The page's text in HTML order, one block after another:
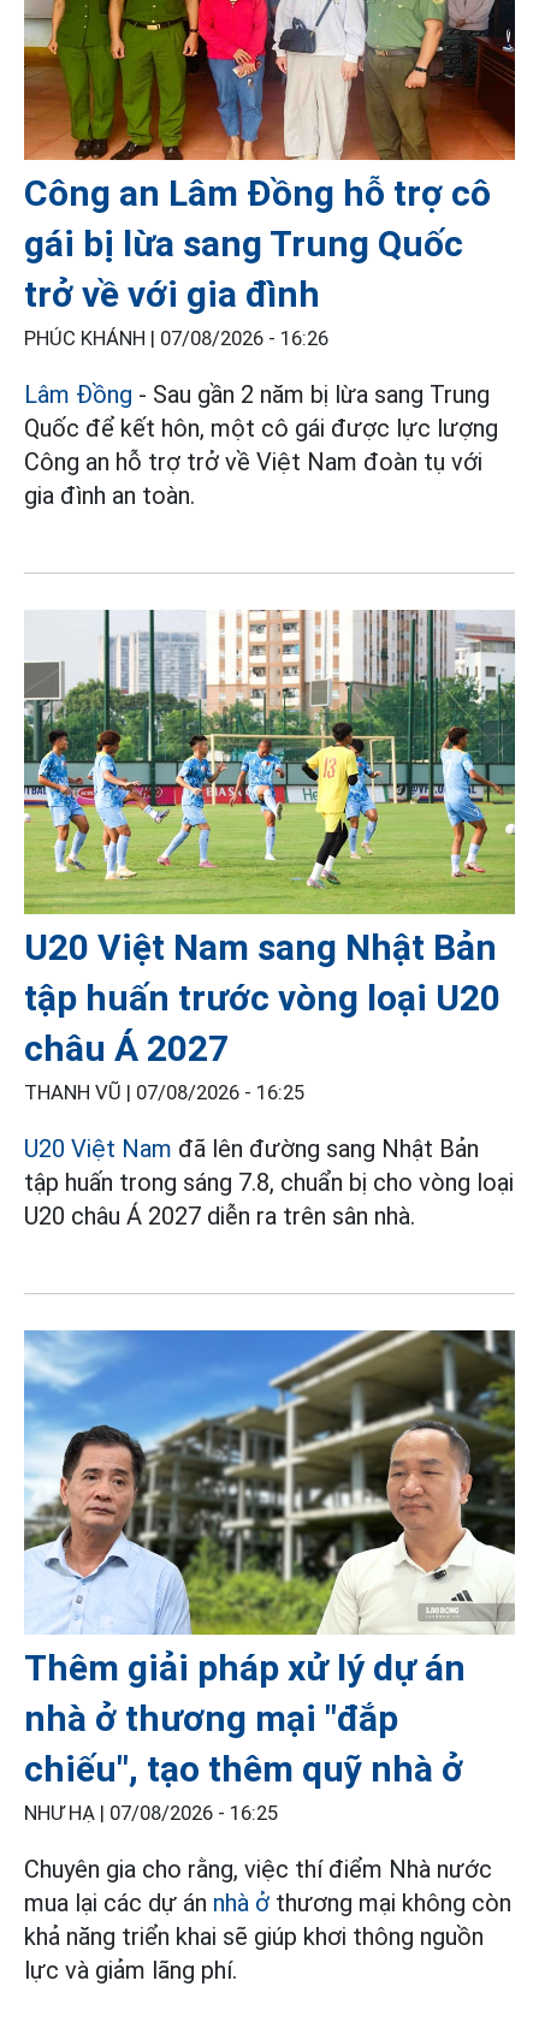
Công an Lâm Đồng hỗ trợ cô
gái bị lừa sang Trung Quốc
trở về với gia đình
PHÚC KHÁNH | 07/08/2026 - 16:26
Lâm Đồng - Sau gần 2 năm bị lừa sang Trung
Quốc để kết hôn, một cô gái được lực lượng
Công an hỗ trợ trở về Việt Nam đoàn tụ với
gia đình an toàn.
U20 Việt Nam sang Nhật Bản
tập huấn trước vòng loại U20
châu Á 2027
THANH VŨ | 07/08/2026 - 16:25
U20 Việt Nam đã lên đường sang Nhật Bản
tập huấn trong sáng 7.8, chuẩn bị cho vòng loại
U20 châu Á 2027 diễn ra trên sân nhà.
Thêm giải pháp xử lý dự án
nhà ở thương mại "đắp
chiếu", tạo thêm quỹ nhà ở
NHƯ HẠ | 07/08/2026 - 16:25
Chuyên gia cho rằng, việc thí điểm Nhà nước
mua lại các dự án nhà ở thương mại không còn
khả năng triển khai sẽ giúp khơi thông nguồn
lực và giảm lãng phí.